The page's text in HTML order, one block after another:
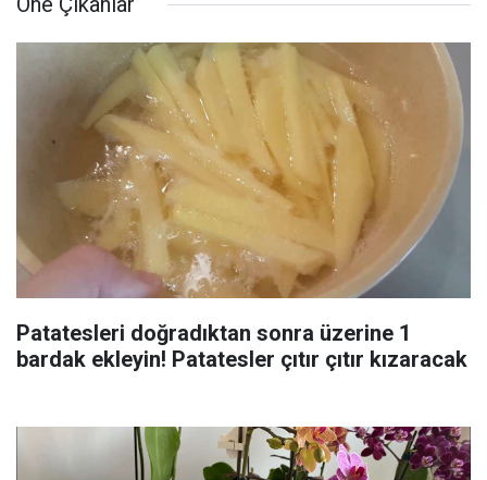
Patatesleri doğradıktan sonra üzerine 1
bardak ekleyin! Patatesler çıtır çıtır kızaracak